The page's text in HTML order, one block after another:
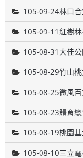
105-09-24林口合
105-09-11紅樹
105-08-31大佳公
105-08-29竹山桃
105-08-25微風百
105-08-23體育總
105-08-19桃園基
105-08-10三立